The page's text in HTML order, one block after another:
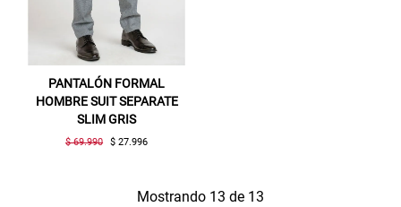
PANTALÓN FORMAL
HOMBRE SUIT SEPARATE
SLIM GRIS
$ 69.990 $ 27.996
Mostrando 13 de 13